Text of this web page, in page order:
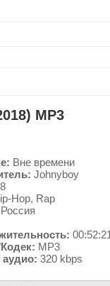
MP3
Вне времени
Johnyboy
Hop, Rap
Россия
00:52:21
MP3
аудио: 320 kbps